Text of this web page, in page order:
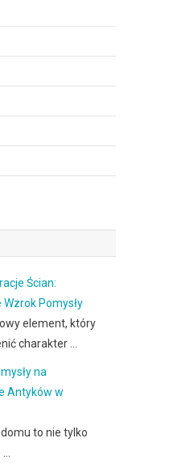
Ścian:
Pomysły
element, który
charakter …
na
Antyków w
to nie tylko